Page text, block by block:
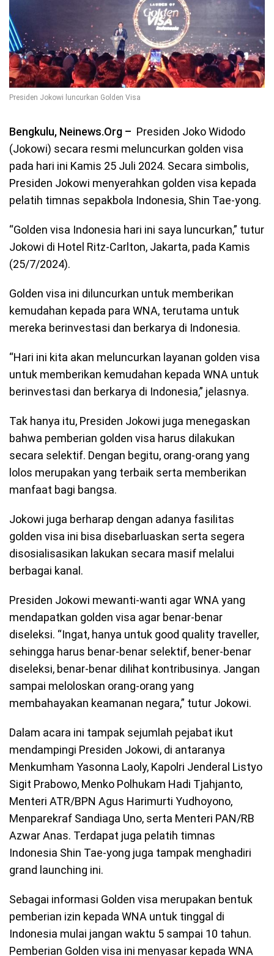
Presiden Jokowi luncurkan Golden Visa
Bengkulu, Neinews.Org – Presiden Joko Widodo
(Jokowi) secara resmi meluncurkan golden visa
pada hari ini Kamis 25 Juli 2024. Secara simbolis,
Presiden Jokowi menyerahkan golden visa kepada
pelatih timnas sepakbola Indonesia, Shin Tae-yong.
“Golden visa Indonesia hari ini saya luncurkan,” tutur
Jokowi di Hotel Ritz-Carlton, Jakarta, pada Kamis
(25/7/2024).
Golden visa ini diluncurkan untuk memberikan
kemudahan kepada para WNA, terutama untuk
mereka berinvestasi dan berkarya di Indonesia.
“Hari ini kita akan meluncurkan layanan golden visa
untuk memberikan kemudahan kepada WNA untuk
berinvestasi dan berkarya di Indonesia,” jelasnya.
Tak hanya itu, Presiden Jokowi juga menegaskan
bahwa pemberian golden visa harus dilakukan
secara selektif. Dengan begitu, orang-orang yang
lolos merupakan yang terbaik serta memberikan
manfaat bagi bangsa.
Jokowi juga berharap dengan adanya fasilitas
golden visa ini bisa disebarluaskan serta segera
disosialisasikan lakukan secara masif melalui
berbagai kanal.
Presiden Jokowi mewanti-wanti agar WNA yang
mendapatkan golden visa agar benar-benar
diseleksi. “Ingat, hanya untuk good quality traveller,
sehingga harus benar-benar selektif, bener-benar
diseleksi, benar-benar dilihat kontribusinya. Jangan
sampai meloloskan orang-orang yang
membahayakan keamanan negara,” tutur Jokowi.
Dalam acara ini tampak sejumlah pejabat ikut
mendampingi Presiden Jokowi, di antaranya
Menkumham Yasonna Laoly, Kapolri Jenderal Listyo
Sigit Prabowo, Menko Polhukam Hadi Tjahjanto,
Menteri ATR/BPN Agus Harimurti Yudhoyono,
Menparekraf Sandiaga Uno, serta Menteri PAN/RB
Azwar Anas. Terdapat juga pelatih timnas
Indonesia Shin Tae-yong juga tampak menghadiri
grand launching ini.
Sebagai informasi Golden visa merupakan bentuk
pemberian izin kepada WNA untuk tinggal di
Indonesia mulai jangan waktu 5 sampai 10 tahun.
Pemberian Golden visa ini menyasar kepada WNA